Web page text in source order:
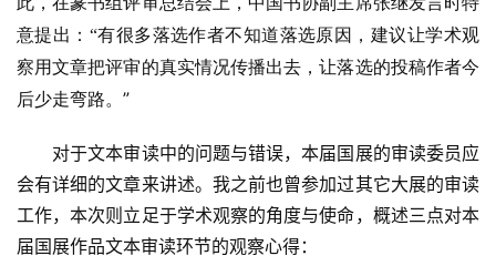
一
百
例
意提出：“有很多落选作者不知道落选原因，建议让学术观
察用文章把评审的真实情况传播出去，让落选的投稿作者今
后少走弯路。 ”
对于文本审读中的问题与错误，本届国展的审读委员应
会有详细的文章来讲述。我之前也曾参加过其它大展的审读
工作，本次则立足于学术观察的角度与使命，概述三点对本
届国展作品文本审读环节的观察心得：